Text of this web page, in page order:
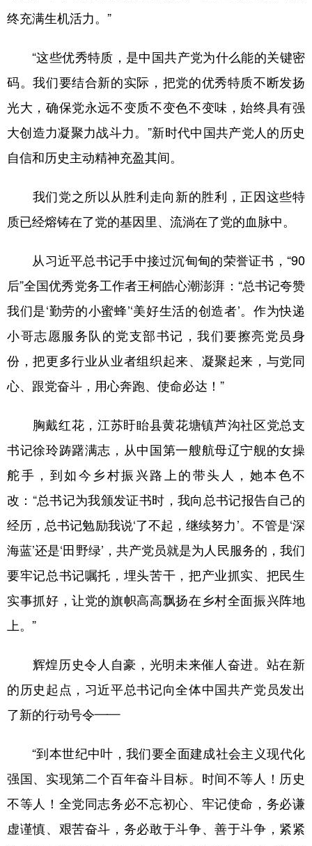
终充满生机活力。”
“这些优秀特质，是中国共产党为什么能的关键密
码。我们要结合新的实际，把党的优秀特质不断发扬
光大，确保党永远不变质不变色不变味，始终具有强
大创造力凝聚力战斗力。”新时代中国共产党人的历史
自信和历史主动精神充盈其间。
我们党之所以从胜利走向新的胜利，正因这些特
质已经熔铸在了党的基因里、流淌在了党的血脉中。
从习近平总书记手中接过沉甸甸的荣誉证书，“90
后”全国优秀党务工作者王柯皓心潮澎湃：“总书记夸赞
我们是‘勤劳的小蜜蜂’‘美好生活的创造者’。作为快递
小哥志愿服务队的党支部书记，我们要擦亮党员身
份，把更多行业从业者组织起来、凝聚起来，与党同
心、跟党奋斗，用心奔跑、使命必达！”
胸戴红花，江苏盱眙县黄花塘镇芦沟社区党总支
书记徐玲踌躇满志，从中国第一艘航母辽宁舰的女操
舵手，到如今乡村振兴路上的带头人，她本色不
改：“总书记为我颁发证书时，我向总书记报告自己的
经历，总书记勉励我说‘了不起，继续努力’。不管是‘深
海蓝’还是‘田野绿’，共产党员就是为人民服务的，我们
要牢记总书记嘱托，埋头苦干，把产业抓实、把民生
实事抓好，让党的旗帜高高飘扬在乡村全面振兴阵地
上。”
辉煌历史令人自豪，光明未来催人奋进。站在新
的历史起点，习近平总书记向全体中国共产党员发出
了新的行动号令——
“到本世纪中叶，我们要全面建成社会主义现代化
强国、实现第二个百年奋斗目标。时间不等人！历史
不等人！全党同志务必不忘初心、牢记使命，务必谦
虚谨慎、艰苦奋斗，务必敢于斗争、善于斗争，紧紧